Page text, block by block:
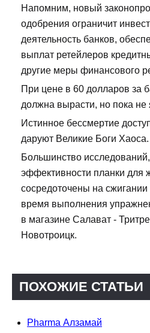
Напомним, новый
одобрения ограничит
деятельность банков,
выплат ретейлеров
другие меры финансового
При цене в 60 долларов за
должна вырасти, но пока не
Истинное бессмертие
даруют Великие Боги Хаоса.
Большинство
эффективности планки для
сосредоточены на
время выполнения
в магазине Салават -
Новотроицк.
ПОХОЖИЕ СТАТЬИ
Pharma Алзамай